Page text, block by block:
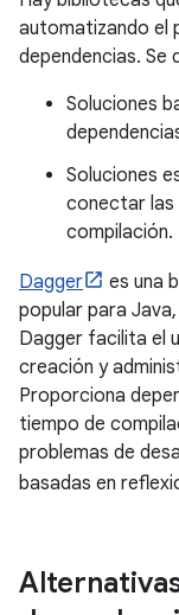
automatizando el
dependencias. Se
Soluciones
Soluciones
conectar las
compilación.
Dagger
es una
popular para
Dagger facilita el
creación y
Proporciona
tiempo de
problemas de
basadas en